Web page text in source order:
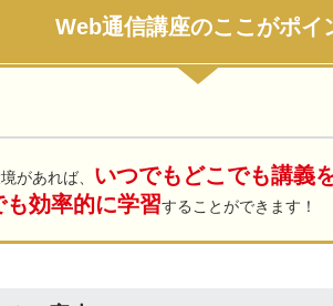
Web通信講座のここがポイ
があれば、 いつでもどこでも講義
も効率的に学習することができます！